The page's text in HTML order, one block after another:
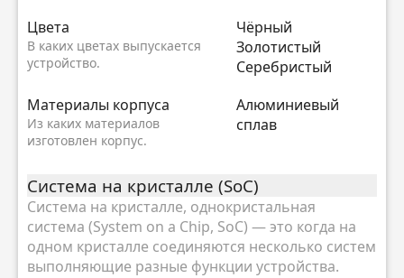
Цвета
В каких цветах выпускается
устройство.
Чёрный
Золотистый
Серебристый
Материалы корпуса
Из каких материалов
изготовлен корпус.
Алюминиевый
сплав
Система на кристалле (SoC)
Система на кристалле, однокристальная
система (System on a Chip, SoC) — это когда на
одном кристалле соединяются несколько систем
выполняющие разные функции устройства.